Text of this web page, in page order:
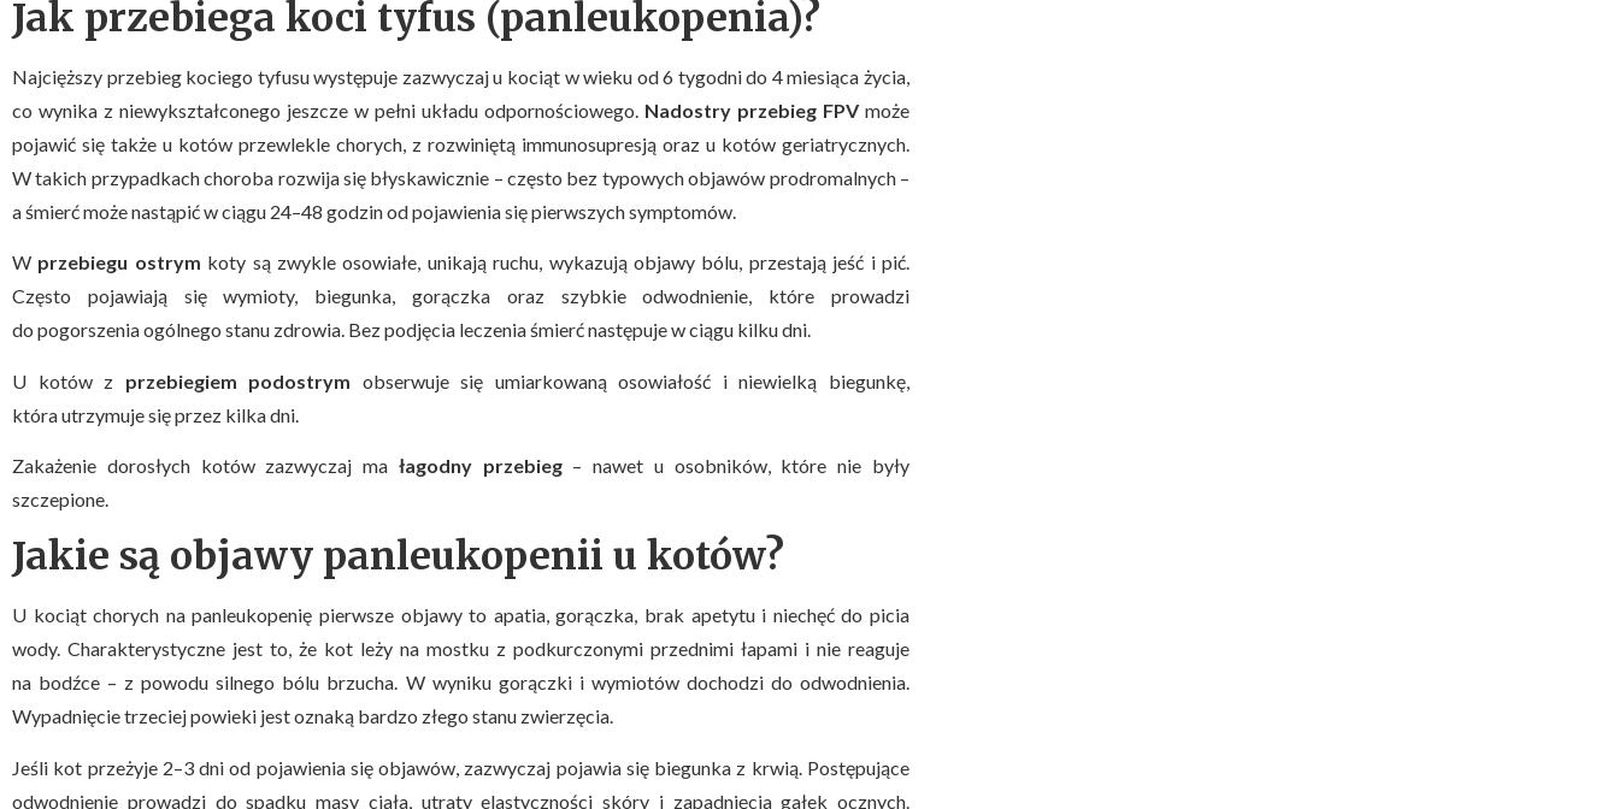
Jak przebiega koci tyfus (panleukopenia)?
Najcięższy przebieg kociego tyfusu występuje zazwyczaj u kociąt w wieku od 6 tygodni do 4 miesiąca życia,
co wynika z niewykształconego jeszcze w pełni układu odpornościowego. Nadostry przebieg FPVmoże
pojawić się także u kotów przewlekle chorych, z rozwiniętą immunosupresją oraz u kotów geriatrycznych.
W takich przypadkach choroba rozwija się błyskawicznie – często bez typowych objawów prodromalnych –
a śmierć może nastąpić w ciągu 24–48 godzin od pojawienia się pierwszych symptomów.
W przebiegu ostrym koty są zwykle osowiałe, unikają ruchu, wykazują objawy bólu, przestają jeść i pić.
Często pojawiają się wymioty, biegunka, gorączka oraz szybkie odwodnienie, które prowadzi
do pogorszenia ogólnego stanu zdrowia. Bez podjęcia leczenia śmierć następuje w ciągu kilku dni.
U kotów z przebiegiem podostrym obserwuje się umiarkowaną osowiałość i niewielką biegunkę,
która utrzymuje się przez kilka dni.
Zakażenie dorosłych kotów zazwyczaj ma łagodny przebieg– nawet u osobników, które nie były
szczepione.
Jakie są objawy panleukopenii u kotów?
U kociąt chorych na panleukopenię pierwsze objawy to apatia, gorączka, brak apetytu i niechęć do picia
wody. Charakterystyczne jest to, że kot leży na mostku z podkurczonymi przednimi łapami i nie reaguje
na bodźce – z powodu silnego bólu brzucha. W wyniku gorączki i wymiotów dochodzi do odwodnienia.
Wypadnięcie trzeciej powieki jest oznaką bardzo złego stanu zwierzęcia.
Jeśli kot przeżyje 2–3 dni od pojawienia się objawów, zazwyczaj pojawia się biegunka z krwią. Postępujące
odwodnienie prowadzi do spadku masy ciała, utraty elastyczności skóry i zapadnięcia gałek ocznych.